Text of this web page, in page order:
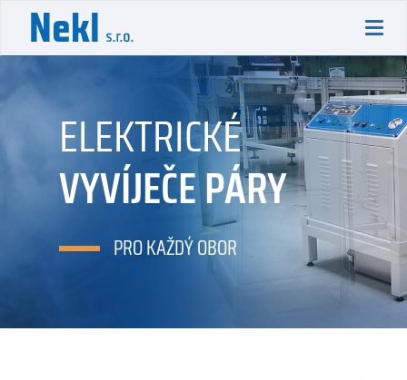
ELEKTRICKÉ
VYVÍJEČE PÁRY
PRO KAŽDÝ OBOR